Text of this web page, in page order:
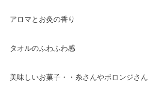
アロマとお灸の香り
タオルのふわふわ感
美味しいお菓子・・糸さんやボロンジさん